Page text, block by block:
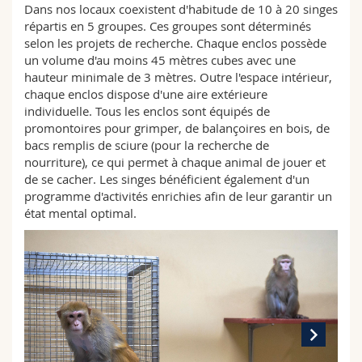
Dans nos locaux coexistent d'habitude de 10 à 20 singes
répartis en 5 groupes. Ces groupes sont déterminés
selon les projets de recherche. Chaque enclos possède
un volume d'au moins 45 mètres cubes avec une
hauteur minimale de 3 mètres. Outre l'espace intérieur,
chaque enclos dispose d'une aire extérieure
individuelle. Tous les enclos sont équipés de
promontoires pour grimper, de balançoires en bois, de
bacs remplis de sciure (pour la recherche de
nourriture), ce qui permet à chaque animal de jouer et
de se cacher. Les singes bénéficient également d'un
programme d'activités enrichies afin de leur garantir un
état mental optimal.